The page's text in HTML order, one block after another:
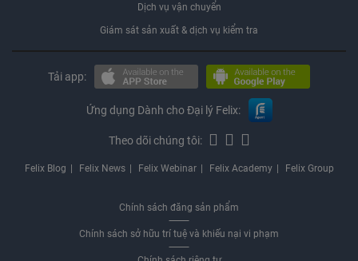
Dịch vụ vận chuyển
Giám sát sản xuất & dịch vụ kiểm tra
Tải app:
Ứng dụng Dành cho Đại lý Felix:
Theo dõi chúng tôi:
Felix Blog Felix News Felix Webinar Felix Academy Felix Group
Chính sách đăng sản phẩm
Chính sách sở hữu trí tuệ và khiếu nại vi phạm